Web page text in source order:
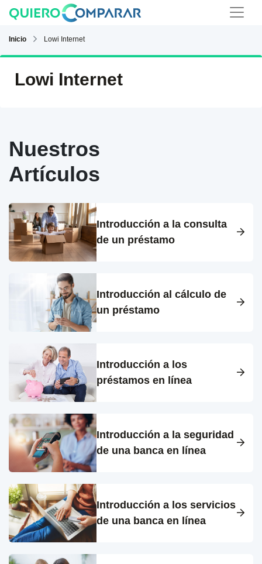
Inicio Lowi Internet
Lowi Internet
Nuestros
Artículos
Introducción a la consulta
de un préstamo
Introducción al cálculo de
un préstamo
Introducción a los
préstamos en línea
Introducción a la seguridad
de una banca en línea
Introducción a los servicios
de una banca en línea